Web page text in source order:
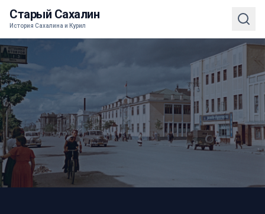
Старый Сахалин
История Сахалина и Курил